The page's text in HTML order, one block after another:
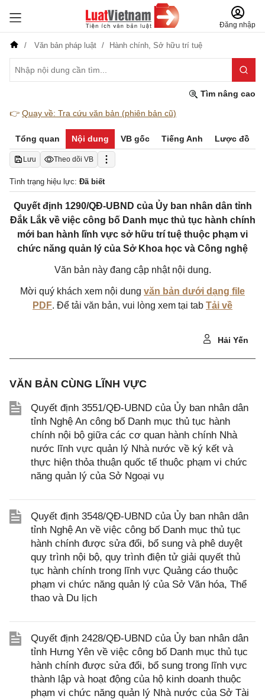
Đăng nhập
Văn bản pháp luật Hành chính, Sở hữu trí tuệ
Tìm nâng cao
👉 Quay về: Tra cứu văn bản (phiên bản cũ)
Tổng quan Nội dung VB gốc Tiếng Anh Lược đồ
Lưu Theo dõi VB
Tình trạng hiệu lực: Đã biết
Quyết định 1290/QĐ-UBND của Ủy ban nhân dân tỉnh
Đắk Lắk về việc công bố Danh mục thủ tục hành chính
mới ban hành lĩnh vực sở hữu trí tuệ thuộc phạm vi
chức năng quản lý của Sở Khoa học và Công nghệ
Văn bản này đang cập nhật nội dung.
Mời quý khách xem nội dung văn bản dưới dạng file
PDF. Để tải văn bản, vui lòng xem tại tab Tải về
Hải Yến
VĂN BẢN CÙNG LĨNH VỰC
Quyết định 3551/QĐ-UBND của Ủy ban nhân dân
tỉnh Nghệ An công bố Danh mục thủ tục hành
chính nội bộ giữa các cơ quan hành chính Nhà
nước lĩnh vực quản lý Nhà nước về ký kết và
thực hiện thỏa thuận quốc tế thuộc phạm vi chức
năng quản lý của Sở Ngoại vụ
Quyết định 3548/QĐ-UBND của Ủy ban nhân dân
tỉnh Nghệ An về việc công bố Danh mục thủ tục
hành chính được sửa đổi, bổ sung và phê duyệt
quy trình nội bộ, quy trình điện tử giải quyết thủ
tục hành chính trong lĩnh vực Quảng cáo thuộc
phạm vi chức năng quản lý của Sở Văn hóa, Thể
thao và Du lịch
Quyết định 2428/QĐ-UBND của Ủy ban nhân dân
tỉnh Hưng Yên về việc công bố Danh mục thủ tục
hành chính được sửa đổi, bổ sung trong lĩnh vực
thành lập và hoạt động của hộ kinh doanh thuộc
phạm vi chức năng quản lý Nhà nước của Sở Tài